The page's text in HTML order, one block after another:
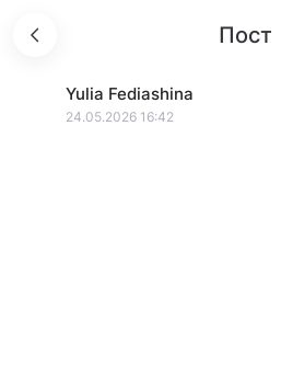
Пост
Yulia Fediashina
24.05.2026 16:42